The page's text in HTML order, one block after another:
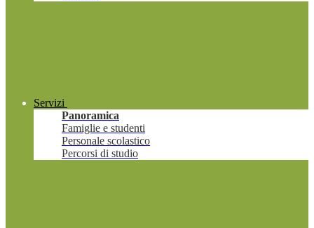
Servizi
Panoramica
Famiglie e studenti
Personale scolastico
Percorsi di studio